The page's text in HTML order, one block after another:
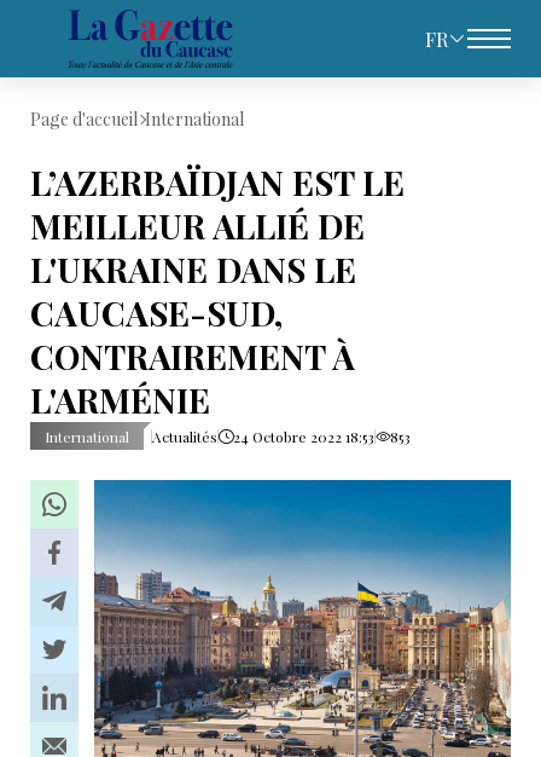
FR
Page d'accueil International
L’AZERBAÏDJAN EST LE
MEILLEUR ALLIÉ DE
L'UKRAINE DANS LE
CAUCASE-SUD,
CONTRAIREMENT À
L'ARMÉNIE
International Actualités 24 Octobre 2022 18:53 853